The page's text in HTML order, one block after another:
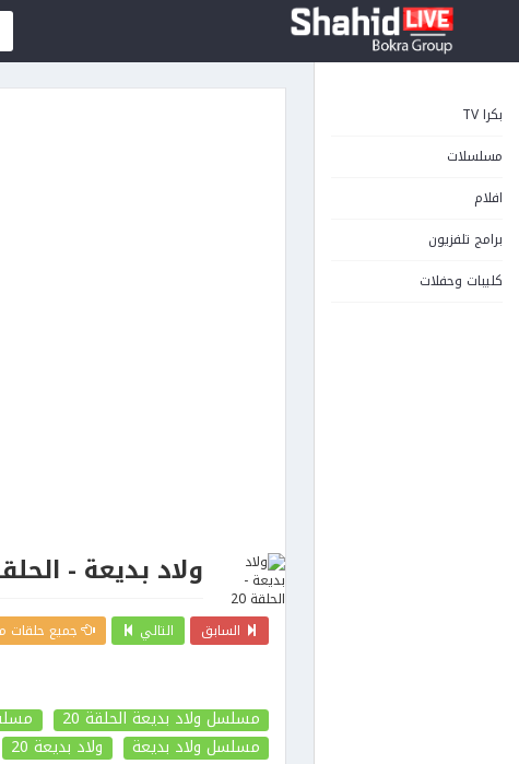
بكرا TV
مسلسلات
افلام
برامج تلفزيون
كليبات وحفلات
ولاد بديعة - الحلقة
السابق التالي جميع حلقات
مسلسل ولاد بديعة الحلقة 20
مسلسل ولاد بديعة
ولاد بديعة 20